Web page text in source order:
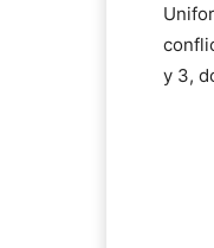
y 3,